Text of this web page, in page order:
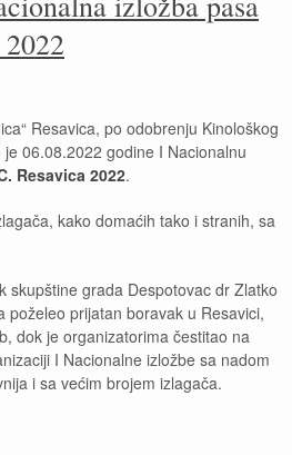
Resavica, po odobrenju Kinološkog
06.08.2022 godine I Nacionalnu
Resavica 2022.
kako domaćih tako i stranih, sa
skupštine grada Despotovac dr Zlatko
poželeo prijatan boravak u Resavici,
dok je organizatorima čestitao na
I Nacionalne izložbe sa nadom
i sa većim brojem izlagača.